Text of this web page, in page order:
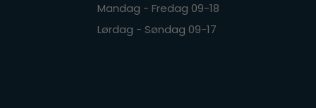
Mandag - Fredag 09-18
Lørdag - Søndag 09-17